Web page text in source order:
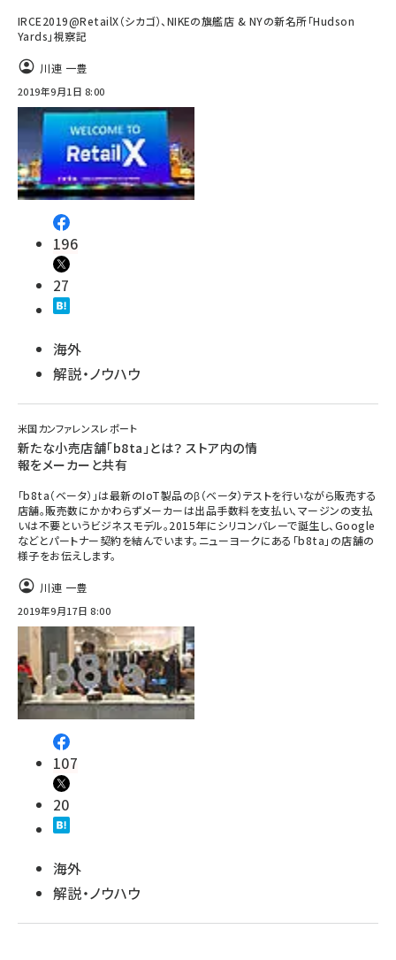
IRCE2019@RetailX（シカゴ）、NIKEの旗艦店 & NYの新名所「Hudson
Yards」視察記
川連 一豊
2019年9月1日 8:00
196
27
海外
解説・ノウハウ
米国カンファレンスレポート
新たな小売店舗「b8ta」とは？ ストア内の情
報をメーカーと共有
「b8ta（ベータ）」は最新のIoT製品のβ（ベータ）テストを行いながら販売する
店舗。販売数にかかわらずメーカーは出品手数料を支払い、マージンの支払
いは不要というビジネスモデル。2015年にシリコンバレーで誕生し、Google
などとパートナー契約を結んでいます。ニューヨークにある「b8ta」の店舗の
様子をお伝えします。
川連 一豊
2019年9月17日 8:00
107
20
海外
解説・ノウハウ